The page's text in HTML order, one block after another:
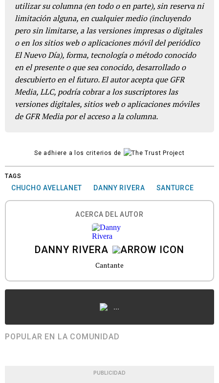
utilizar su columna (en todo o en parte), sin reserva ni
limitación alguna, en cualquier medio (incluyendo
pero sin limitarse, a las versiones impresas o digitales
o en los sitios web o aplicaciones móvil del periódico
El Nuevo Día), forma, tecnología o método conocido
en el presente o que sea conocido, desarrollado o
descubierto en el futuro. El autor acepta que GFR
Media, LLC, podría cobrar a los suscriptores las
versiones digitales, sitios web o aplicaciones móviles
de GFR Media por el acceso a la columna.
Se adhiere a los criterios de
TAGS
CHUCHO AVELLANET DANNY RIVERA SANTURCE
ACERCA DEL AUTOR
DANNY RIVERA
Cantante
...
POPULAR EN LA COMUNIDAD
PUBLICIDAD